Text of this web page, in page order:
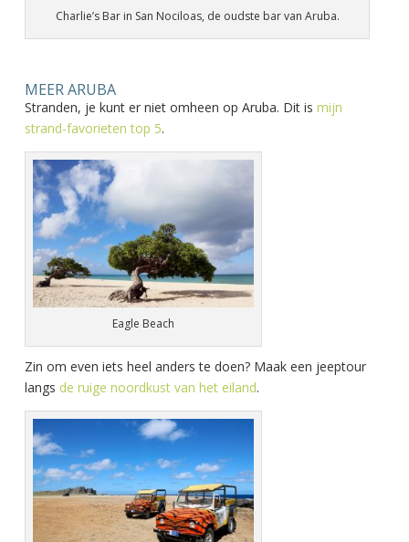
Charlie’s Bar in San Nociloas, de oudste bar van Aruba.
MEER ARUBA
Stranden, je kunt er niet omheen op Aruba. Dit is mijn
strand-favorieten top 5.
Eagle Beach
Zin om even iets heel anders te doen? Maak een jeeptour
langs de ruige noordkust van het eiland.